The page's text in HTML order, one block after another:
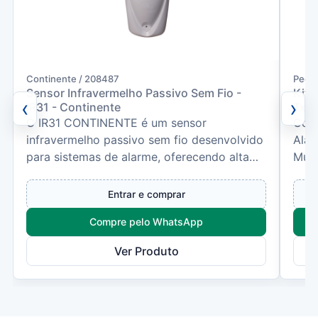
‹
Continente / 208487
Sensor Infravermelho Passivo Sem Fio -
IR31 - Continente
O IR31 CONTINENTE é um sensor
infravermelho passivo sem fio desenvolvido
para sistemas de alarme, oferecendo alta
Entrar e comprar
Compre pelo WhatsApp
Ver Produto
Kit
Tx
›